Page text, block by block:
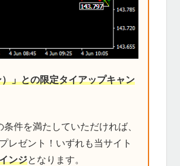
」との限定タイアップキャン
条件を満たしていただければ、
レゼント！いずれも当サイト
ンジとなります。